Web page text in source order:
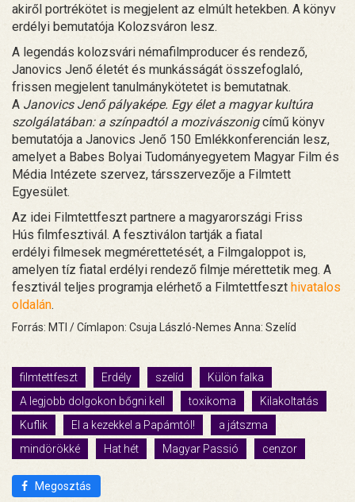
akiről portrékötet is megjelent az elmúlt hetekben. A könyv
erdélyi bemutatója Kolozsváron lesz.
A legendás kolozsvári némafilmproducer és rendező,
Janovics Jenő életét és munkásságát összefoglaló,
frissen megjelent tanulmánykötetet is bemutatnak.
A Janovics Jenő pályaképe. Egy élet a magyar kultúra
szolgálatában: a színpadtól a mozivászonigcímű könyv
bemutatója a Janovics Jenő 150 Emlékkonferencián lesz,
amelyet a Babes Bolyai Tudományegyetem Magyar Film és
Média Intézete szervez, társszervezője a Filmtett
Egyesület.
Az idei Filmtettfeszt partnere a magyarországi Friss
Hús filmfesztivál. A fesztiválon tartják a fiatal
erdélyi filmesek megmérettetését, a Filmgaloppot is,
amelyen tíz fiatal erdélyi rendező filmje mérettetik meg. A
fesztivál teljes programja elérhető a Filmtettfeszt hivatalos
oldalán.
Forrás: MTI / Címlapon: Csuja László-Nemes Anna: Szelíd
filmtettfeszt Erdély szelíd
Külön falka
A legjobb dolgokon bőgni kell
toxikoma
Kilakoltatás
Kuflik
El a kezekkel a Papámtól!
a játszma
mindörökké
Hat hét Magyar Passió cenzor
Megosztás